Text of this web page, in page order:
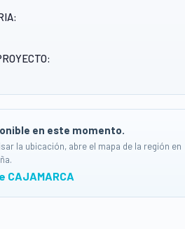
en este momento.
la ubicación, abre el mapa de la región en
CAJAMARCA